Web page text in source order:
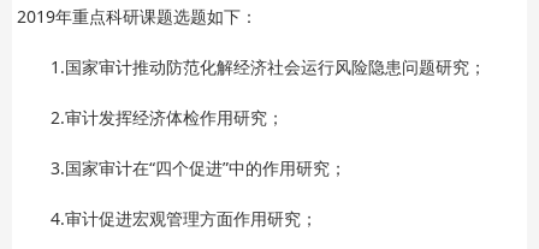
2019年重点科研课题选题如下：
1.国家审计推动防范化解经济社会运行风险隐患问题研究；
2.审计发挥经济体检作用研究；
3.国家审计在“四个促进”中的作用研究；
4.审计促进宏观管理方面作用研究；